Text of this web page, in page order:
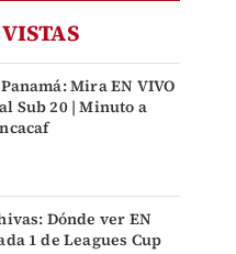
Mira EN VIVO
Sub 20 | Minuto a
Dónde ver EN
1 de Leagues Cup